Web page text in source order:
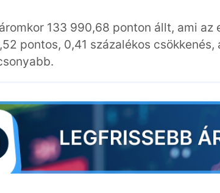
133 990,68 ponton állt, ami
pontos, 0,41 százalékos